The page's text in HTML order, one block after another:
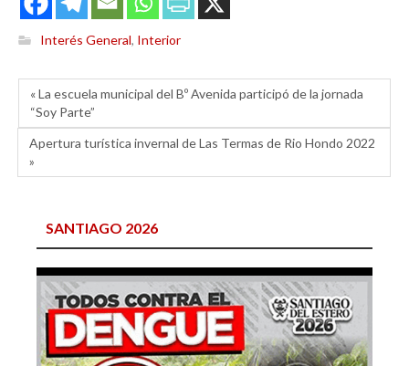
Interés General, Interior
« La escuela municipal del Bº Avenida participó de la jornada
“Soy Parte”
Apertura turística invernal de Las Termas de Rio Hondo 2022
»
SANTIAGO 2026